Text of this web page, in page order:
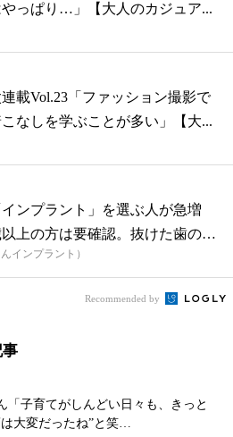
っぱり…」【大人のカジュア...
載Vol.23「ファッション撮影で
なしを学ぶことが多い」【大...
ンプラント」を選ぶ人が急増
上の方は要確認。抜けた歯の放
インプラント）
Recommended by
事
「子育てがしんどい日々も、きっと
大変だったね”と笑…